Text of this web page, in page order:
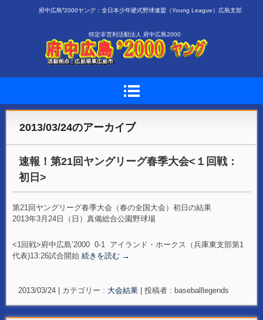
府中広島❜2000ヤング：全日本少年硬式野球連盟（Young League）広島支部
特定非営利活動法人 府中広島2000
2013/03/24のアーカイブ
速報！第21回ヤングリーグ春季大会<１回戦：
初日>
第21回ヤングリーグ春季大会（春の全国大会）初日の結果
2013年3月24日（日）真備総合公園野球場
<1回戦>府中広島’2000 0-1 アイランド・ホークス（兵庫東支部第1
代表)13:26試合開始 続きを読む →
2013/03/24 カテゴリー : 大会結果 投稿者 : baseballlegends